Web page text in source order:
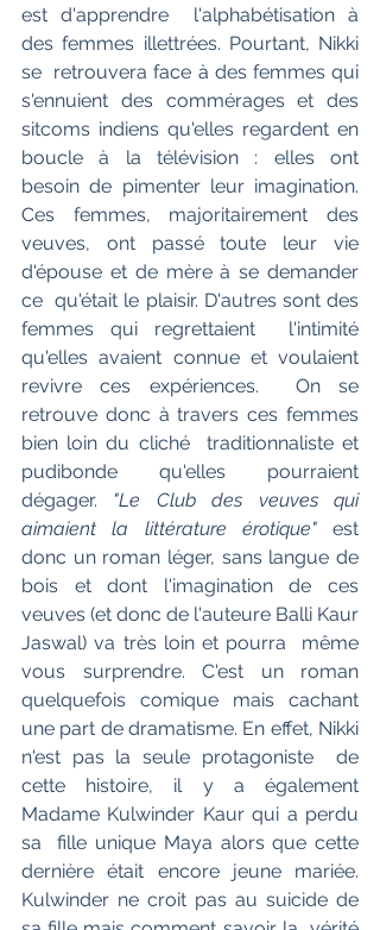
est d'apprendre  l'alphabétisation à
des femmes illettrées. Pourtant, Nikki
se  retrouvera face à des femmes qui
s'ennuient des commérages et des
sitcoms indiens qu'elles regardent en
boucle à la télévision : elles ont
besoin de pimenter leur imagination.
Ces femmes, majoritairement des
veuves, ont passé toute leur vie
d'épouse et de mère à se demander
ce  qu'était le plaisir. D'autres sont des
femmes qui regrettaient  l'intimité
qu'elles avaient connue et voulaient
revivre ces expériences.  On se
retrouve donc à travers ces femmes
bien loin du cliché  traditionnaliste et
pudibonde qu'elles pourraient
dégager. "Le Club des veuves qui
aimaient la littérature érotique" est
donc un roman léger, sans langue de
bois et dont l'imagination de ces
veuves (et donc de l'auteure Balli Kaur
Jaswal) va très loin et pourra  même
vous surprendre. C'est un roman
quelquefois comique mais cachant
une part de dramatisme. En effet, Nikki
n'est pas la seule protagoniste  de
cette histoire, il y a également
Madame Kulwinder Kaur qui a perdu
sa  fille unique Maya alors que cette
dernière était encore jeune mariée.
Kulwinder ne croit pas au suicide de